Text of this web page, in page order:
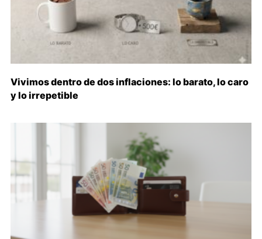
Vivimos dentro de dos inflaciones: lo barato, lo caro
y lo irrepetible